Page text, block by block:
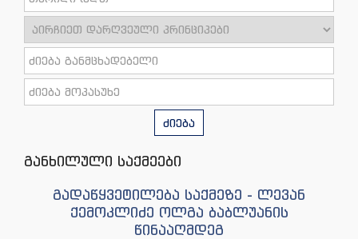
ძიება
განხილული საქმეები
გადაწყვეტილება საქმეზე - ლევან
ქემოკლიძე ოლგა ბაბლუანის
წინააღმდეგ